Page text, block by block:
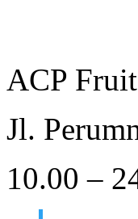
ACP
Jl.
10.00 –